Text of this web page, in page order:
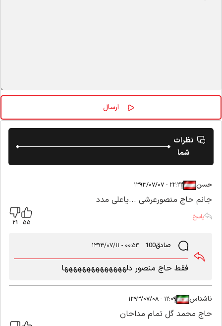
نظرات
شما
حسن|
|۲۲:۲۲ - ۱۳۹۳/۰۷/۰۷
جانم حاج منصورعرشی ...یاعلی مدد
پاسخ
55
21
صادق100 ۰۰:۵۴ - ۱۳۹۳/۰۷/۱۱
فقط حاج منصور دلهههههههههههههها
ناشناس|
|۱۲:۰۹ - ۱۳۹۳/۰۷/۰۸
حاج محمد گل تمام مداحان